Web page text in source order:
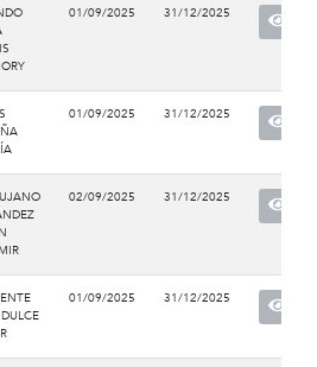
01/09/2025 31/12/2025
01/09/2025 31/12/2025
02/09/2025 31/12/2025
01/09/2025 31/12/2025